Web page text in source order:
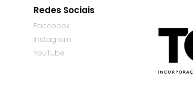
Redes Sociais
Facebook
Instagram
YouTube